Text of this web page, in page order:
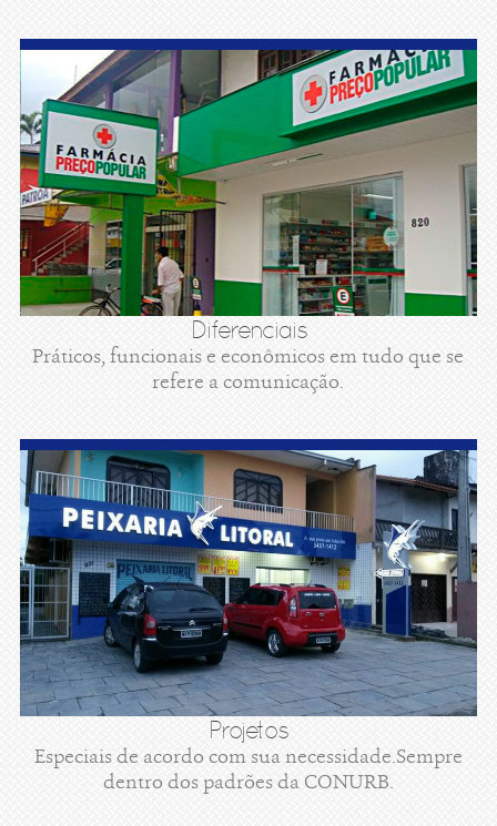
Diferenciais
Práticos, funcionais e econômicos em tudo que se
refere a comunicação.
Projetos
Especiais de acordo com sua necessidade.Sempre
dentro dos padrões da CONURB.